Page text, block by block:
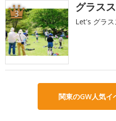
3 グラス
Let's グラス
関東のGW人気イ